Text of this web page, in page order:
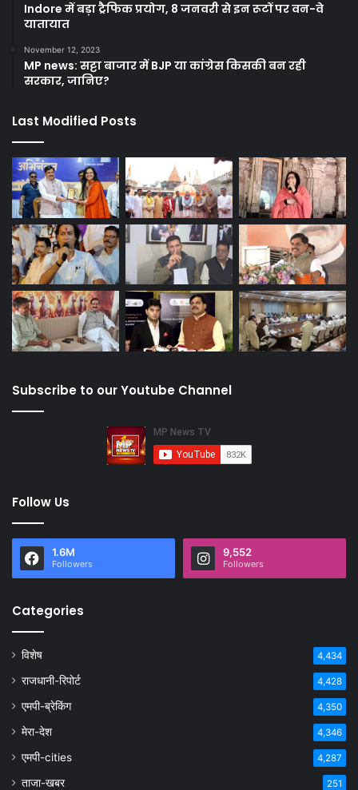
Indore में बड़ा ट्रैफिक प्रयोग, 8 जनवरी से इन रूटों पर वन-वे
यातायात
November 12, 2023
MP news: सट्टा बाजार में BJP या कांग्रेस किसकी बन रही
सरकार, जानिए?
Last Modified Posts
Subscribe to our Youtube Channel
Follow Us
1.6M
Followers
9,552
Followers
Categories
विशेष 4,434
राजधानी-रिपोर्ट 4,428
एमपी-ब्रेकिंग 4,350
मेरा-देश 4,346
एमपी-cities 4,287
ताजा-खबर 251